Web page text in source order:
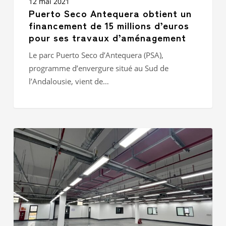
Puerto Seco Antequera obtient un
financement de 15 millions d’euros
pour ses travaux d’aménagement
Le parc Puerto Seco d’Antequera (PSA),
programme d’envergure situé au Sud de
l’Andalousie, vient de…
IDEC
GROUP
ASIA
VIETNAM
:
Livraison
réussie
de
l’unité